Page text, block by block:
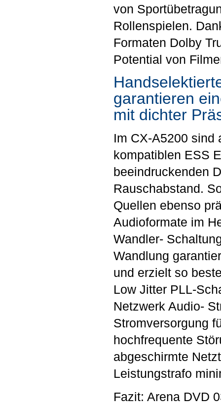
von
Rollenspielen.
Formaten Dolby
Potential von
garantieren
mit dichter
Im CX-A5200 sind
kompatiblen ESS
beeindruckenden
Rauschabstand.
Quellen ebenso
Audioformate im
Wandler-
Wandlung
und erzielt so
Low Jitter PLL-
Netzwerk Audio-
Stromversorgung
hochfrequente
abgeschirmte
Leistungstrafo
Fazit: Arena DVD